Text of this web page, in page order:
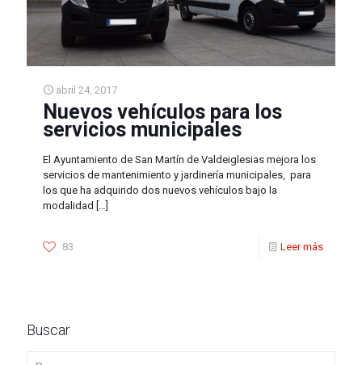
abril 24, 2017
Nuevos vehículos para los
servicios municipales
El Ayuntamiento de San Martín de Valdeiglesias mejora los
servicios de mantenimiento y jardinería municipales, para
los que ha adquirido dos nuevos vehículos bajo la
modalidad
83 Leer más
Buscar